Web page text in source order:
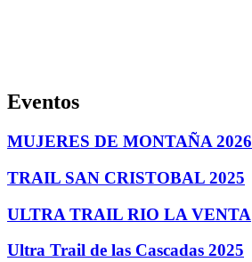
Eventos
MUJERES DE MONTAÑA 2026
TRAIL SAN CRISTOBAL 2025
ULTRA TRAIL RIO LA VENTA
Ultra Trail de las Cascadas 2025